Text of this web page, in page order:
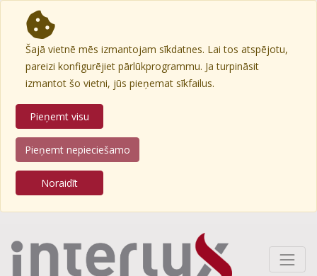
Šajā vietnē mēs izmantojam sīkdatnes. Lai tos atspējotu,
pareizi konfigurējiet pārlūkprogrammu. Ja turpināsit
izmantot šo vietni, jūs pieņemat sīkfailus.
Pieņemt visu
Pieņemt nepieciešamo
Noraidīt